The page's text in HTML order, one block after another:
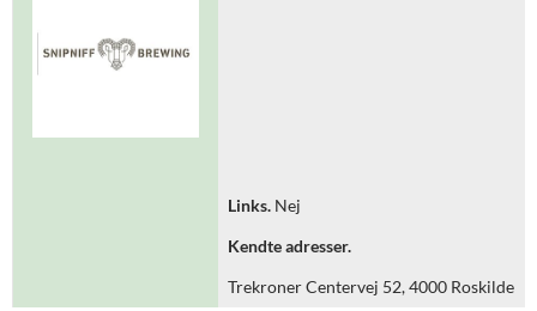
Links. Nej
Kendte adresser.
Trekroner Centervej 52, 4000 Roskilde